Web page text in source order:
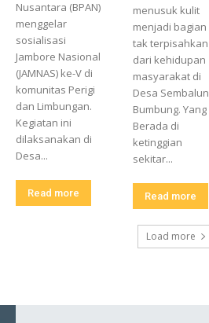
Nusantara (BPAN)
menggelar
sosialisasi
Jambore Nasional
(JAMNAS) ke-V di
komunitas Perigi
dan Limbungan.
Kegiatan ini
dilaksanakan di
Desa...
Read more
menusuk kulit
menjadi bagian
tak terpisahkan
dari kehidupan
masyarakat di
Desa Sembalun
Bumbung. Yang
Berada di
ketinggian
sekitar...
Read more
Load more